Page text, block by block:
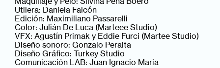
Utilera: Daniela Falcón
Edición: Maximiliano Passarelli
Color: Julián De Luca (Marteee Studio)
VFX: Agustín Primak y Eddie Furci (Martee Studio)
Diseño sonoro: Gonzalo Peralta
Diseño Gráfico: Turkey Studio
Comunicación LAB: Juan Ignacio María